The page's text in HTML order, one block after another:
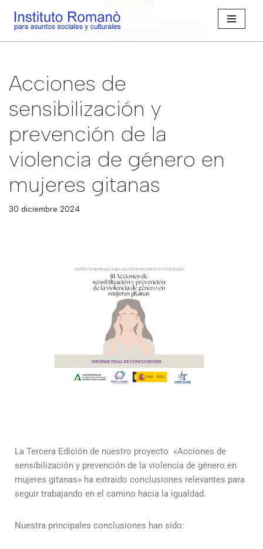
Saltar
Acciones de
sensibilización y
prevención de la
violencia de género en
mujeres gitanas
30 diciembre 2024
La Tercera Edición de nuestro proyecto «Acciones de
sensibilización y prevención de la violencia de género en
mujeres gitanas» ha extraído conclusiones relevantes para
seguir trabajando en el camino hacia la igualdad.
Nuestra principales conclusiones han sido: